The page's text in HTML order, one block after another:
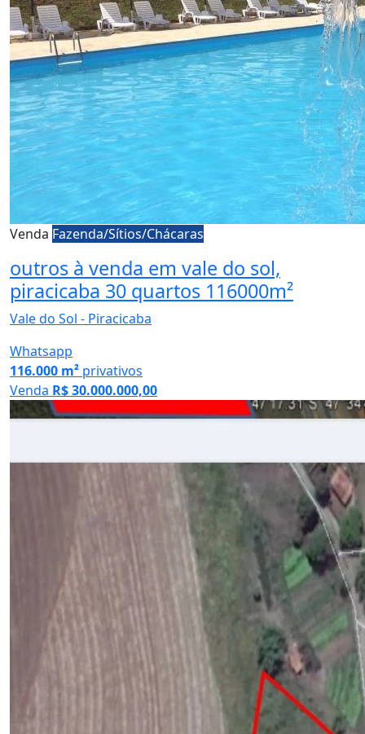
Venda Fazenda/Sítios/Chácaras
outros à venda em vale do sol,
piracicaba 30 quartos 116000m²
Vale do Sol - Piracicaba
Whatsapp
116.000 m² privativos
Venda R$ 30.000.000,00